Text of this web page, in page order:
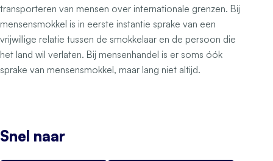
transporteren van mensen over internationale grenzen. Bij
mensensmokkel is in eerste instantie sprake van een
vrijwillige relatie tussen de smokkelaar en de persoon die
het land wil verlaten. Bij mensenhandel is er soms óók
sprake van mensensmokkel, maar lang niet altijd.
Snel naar